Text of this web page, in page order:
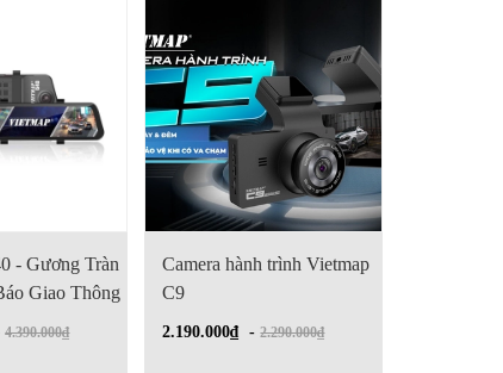
- Gương Tràn
Giao Thông
4.390.000₫
Camera hành trình Vietmap
C9
2.190.000₫ -2.290.000₫